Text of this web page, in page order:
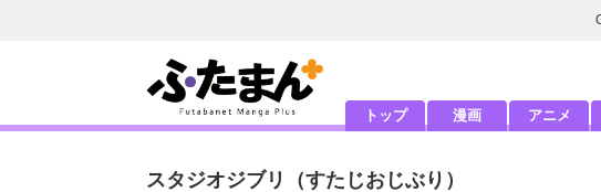
トップ 漫画 アニメ
スタジオジブリ （すたじおじぶり）